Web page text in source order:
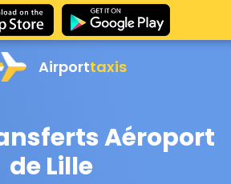
Airporttaxis
Aéroport
de Lille